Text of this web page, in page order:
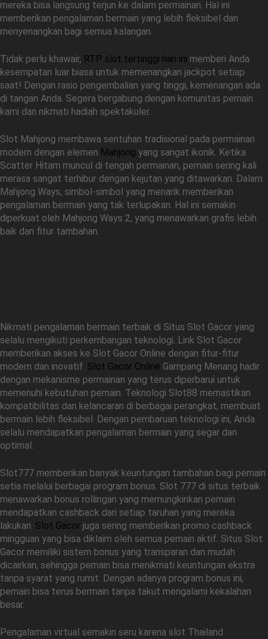
mereka bisa langsung terjun ke dalam permainan. Hal ini
memberikan pengalaman bermain yang lebih fleksibel dan
menyenangkan bagi semua kalangan.
Tidak perlu khawair, RTP slot tertinggi hari ini memberi Anda
kesempatan luar biasa untuk memenangkan jackpot setiap
saat! Dengan rasio pengembalian yang tinggi, kemenangan ada
di tangan Anda. Segera bergabung dengan komunitas pemain
kami dan nikmati hadiah spektakuler.
Slot Mahjong membawa sentuhan tradisional pada permainan
modern dengan elemen Mahjong yang sangat ikonik. Ketika
Scatter Hitam muncul di tengah permainan, pemain sering kali
merasa sangat terhibur dengan kejutan yang ditawarkan. Dalam
Mahjong Ways, simbol-simbol yang menarik memberikan
pengalaman bermain yang tak terlupakan. Hal ini semakin
diperkuat oleh Mahjong Ways 2, yang menawarkan grafis lebih
baik dan fitur tambahan.
Nikmati pengalaman bermain terbaik di Situs Slot Gacor yang
selalu mengikuti perkembangan teknologi. Link Slot Gacor
memberikan akses ke Slot Gacor Online dengan fitur-fitur
modern dan inovatif. Slot Gacor Online Gampang Menang hadir
dengan mekanisme permainan yang terus diperbarui untuk
memenuhi kebutuhan pemain. Teknologi Slot88 memastikan
kompatibilitas dan kelancaran di berbagai perangkat, membuat
bermain lebih fleksibel. Dengan pembaruan teknologi ini, Anda
selalu mendapatkan pengalaman bermain yang segar dan
optimal.
Slot777 memberikan banyak keuntungan tambahan bagi pemain
setia melalui berbagai program bonus. Slot 777 di situs terbaik
menawarkan bonus rollingan yang memungkinkan pemain
mendapatkan cashback dari setiap taruhan yang mereka
lakukan. Slot Gacor juga sering memberikan promo cashback
mingguan yang bisa diklaim oleh semua pemain aktif. Situs Slot
Gacor memiliki sistem bonus yang transparan dan mudah
dicairkan, sehingga pemain bisa menikmati keuntungan ekstra
tanpa syarat yang rumit. Dengan adanya program bonus ini,
pemain bisa terus bermain tanpa takut mengalami kekalahan
besar.
Pengalaman virtual semakin seru karena slot Thailand